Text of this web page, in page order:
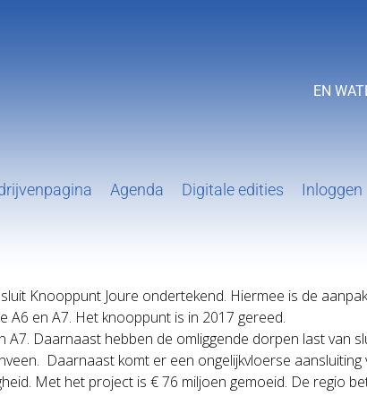
EN
Agenda Digitale edities Inloggen
Knooppunt Joure ondertekend. Hiermee is de
A6 en A7. Het knooppunt is in 2017 gereed.
Daarnaast hebben de omliggende dorpen last van
Daarnaast komt er een ongelijkvloerse
Met het project is € 76 miljoen gemoeid. De regio